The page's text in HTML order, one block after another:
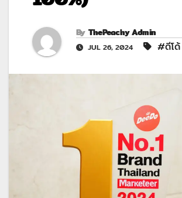
By ThePeachy Admin
JUL 26, 2024 #ดีโด้